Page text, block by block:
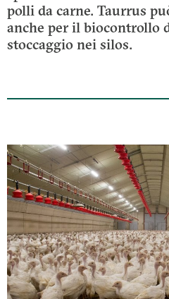
polli da carne. Taurrus
anche per il biocontrollo
stoccaggio nei silos.